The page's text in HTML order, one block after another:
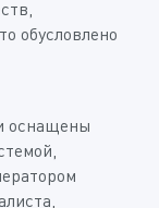
обусловлено
оснащены